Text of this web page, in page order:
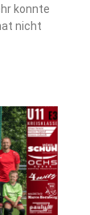
konnte
nicht